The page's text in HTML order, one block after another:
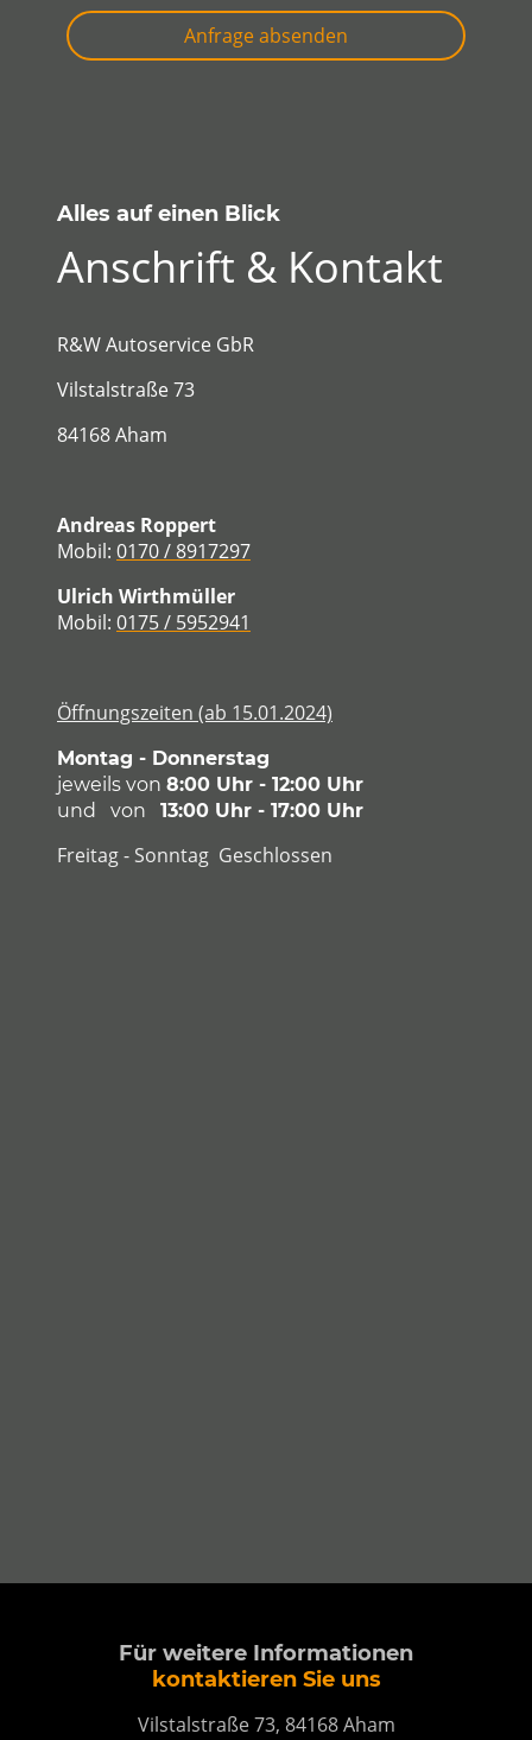
Anfrage absenden
Alles auf einen Blick
Anschrift & Kontakt
R&W Autoservice GbR
Vilstalstraße 73
84168 Aham
Andreas Roppert
Mobil: 0170 / 8917297
Ulrich Wirthmüller
Mobil: 0175 / 5952941
Öffnungszeiten (ab 15.01.2024)
Montag - Donnerstag
jeweils von 8:00 Uhr - 12:00 Uhr
und von 13:00 Uhr - 17:00 Uhr
Freitag - Sonntag Geschlossen
Für weitere Informationen
kontaktieren Sie uns
Vilstalstraße 73, 84168 Aham